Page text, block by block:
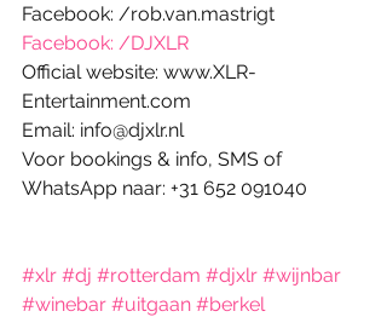
Facebook: /rob.van.mastrigt
Facebook: /DJXLR
Official website: www.XLR-
Entertainment.com
Email: info@djxlr.nl
Voor bookings & info, SMS of
WhatsApp naar: +31 652 091040
#xlr #dj #rotterdam #djxlr #wijnbar
#winebar #uitgaan #berkel